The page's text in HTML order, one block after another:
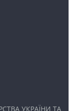
УКРАЇНИ ТА